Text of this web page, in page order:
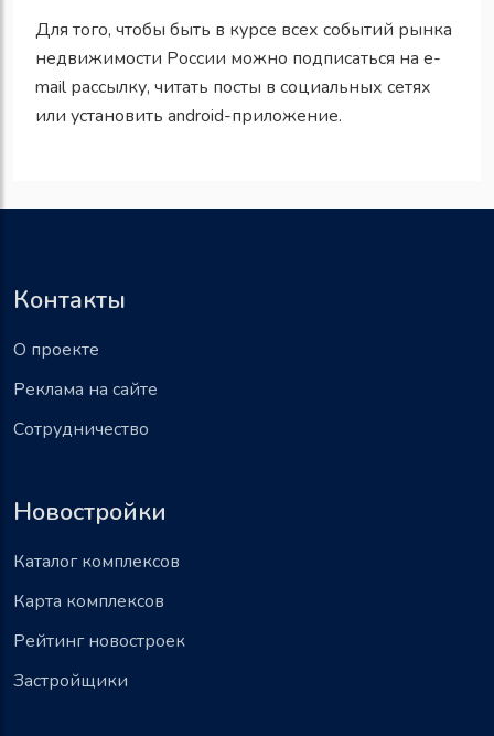
Для того, чтобы быть в курсе всех событий рынка
недвижимости России можно подписаться на e-
mail рассылку, читать посты в социальных сетях
или установить android-приложение.
Контакты
О проекте
Реклама на сайте
Сотрудничество
Новостройки
Каталог комплексов
Карта комплексов
Рейтинг новостроек
Застройщики